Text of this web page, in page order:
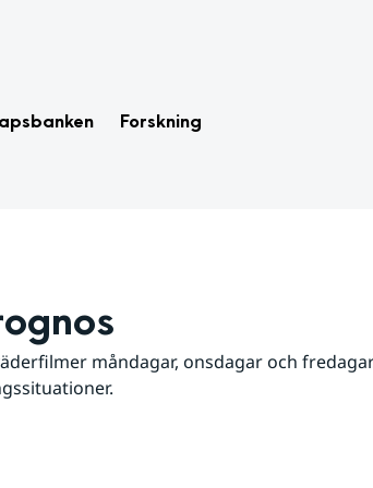
Forskning
måndagar, onsdagar och